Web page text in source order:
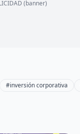
(banner)
#inversión corporativa